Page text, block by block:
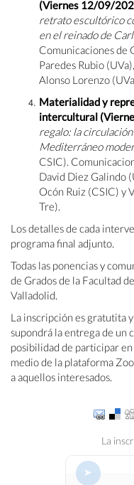
(Viernes 12/09/
retrato escultórico
en el reinado de
Comunicaciones de
Paredes Rubio
Alonso Lorenzo
Materialidad y
intercultural
regalo: la
Mediterráneo
CSIC).
David Diez Galindo
Ocón Ruiz (CSIC) y
Tre).
Los detalles de cada
programa final adjunto.
Todas las ponencias y
de Grados de la Facultad
Valladolid.
La inscripción es gratutita
supondrá la entrega de un
posibilidad de participar
medio de la plataforma
a aquellos interesados.
La